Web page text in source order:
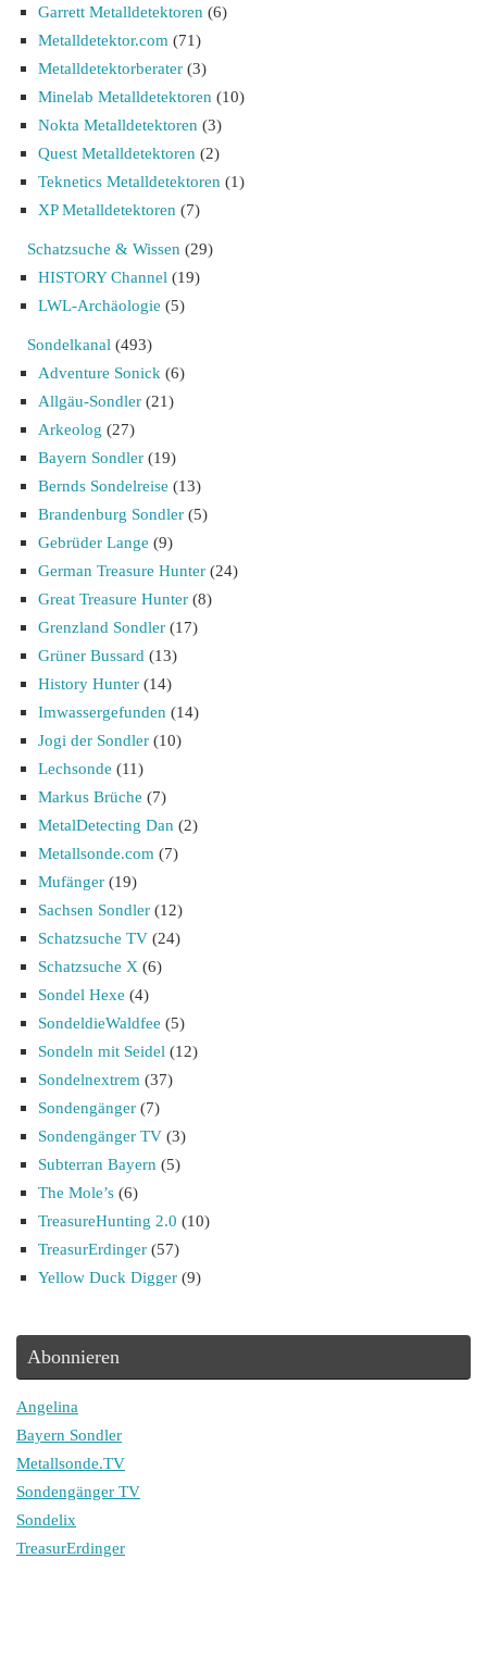
Garrett Metalldetektoren (6)
Metalldetektor.com (71)
Metalldetektorberater (3)
Minelab Metalldetektoren (10)
Nokta Metalldetektoren (3)
Quest Metalldetektoren (2)
Teknetics Metalldetektoren (1)
XP Metalldetektoren (7)
Schatzsuche & Wissen (29)
HISTORY Channel (19)
LWL-Archäologie (5)
Sondelkanal (493)
Adventure Sonick (6)
Allgäu-Sondler (21)
Arkeolog (27)
Bayern Sondler (19)
Bernds Sondelreise (13)
Brandenburg Sondler (5)
Gebrüder Lange (9)
German Treasure Hunter (24)
Great Treasure Hunter (8)
Grenzland Sondler (17)
Grüner Bussard (13)
History Hunter (14)
Imwassergefunden (14)
Jogi der Sondler (10)
Lechsonde (11)
Markus Brüche (7)
MetalDetecting Dan (2)
Metallsonde.com (7)
Mufänger (19)
Sachsen Sondler (12)
Schatzsuche TV (24)
Schatzsuche X (6)
Sondel Hexe (4)
SondeldieWaldfee (5)
Sondeln mit Seidel (12)
Sondelnextrem (37)
Sondengänger (7)
Sondengänger TV (3)
Subterran Bayern (5)
The Mole’s (6)
TreasureHunting 2.0 (10)
TreasurErdinger (57)
Yellow Duck Digger (9)
Abonnieren
Angelina
Bayern Sondler
Metallsonde.TV
Sondengänger TV
Sondelix
TreasurErdinger